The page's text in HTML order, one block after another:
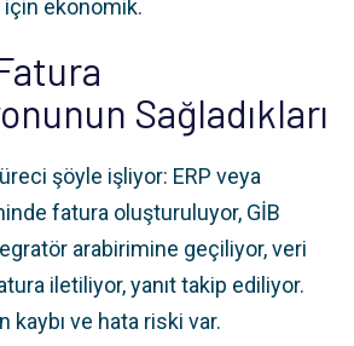
ekonomik.
Sağladıkları
şöyle işliyor: ERP veya
fatura oluşturuluyor, GİB
arabirimine geçiliyor, veri
iletiliyor, yanıt takip ediliyor.
kaybı ve hata riski var.